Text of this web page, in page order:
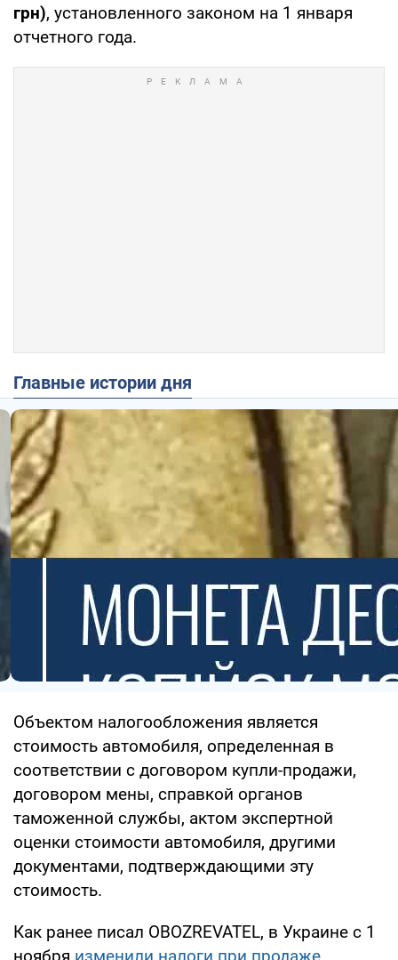
грн), установленного законом на 1 января
отчетного года.
Главные истории дня
Объектом налогообложения является
стоимость автомобиля, определенная в
соответствии с договором купли-продажи,
договором мены, справкой органов
таможенной службы, актом экспертной
оценки стоимости автомобиля, другими
документами, подтверждающими эту
стоимость.
Как ранее писал OBOZREVATEL, в Украине с 1
ноября изменили налоги при продаже